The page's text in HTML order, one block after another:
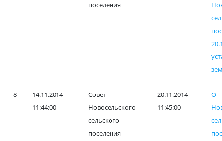
поселения
8
14.11.2014
11:44:00
Совет
Новосельского
сельского
поселения
20.11.2014
11:45:00
О